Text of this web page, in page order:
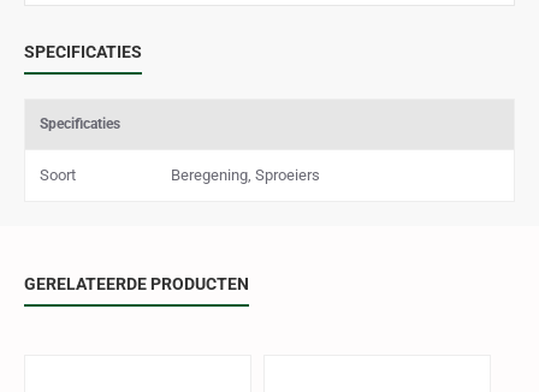
SPECIFICATIES
Specificaties
Soort Beregening, Sproeiers
GERELATEERDE PRODUCTEN